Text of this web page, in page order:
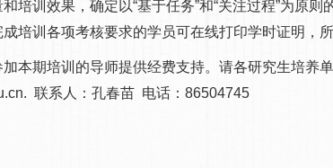
培训效果，确定以“基于任务”和“关注过程”为原
培训各项考核要求的学员可在线打印学时证明，
本期培训的导师提供经费支持。请各研究生培养
联系人：孔春苗 电话：86504745